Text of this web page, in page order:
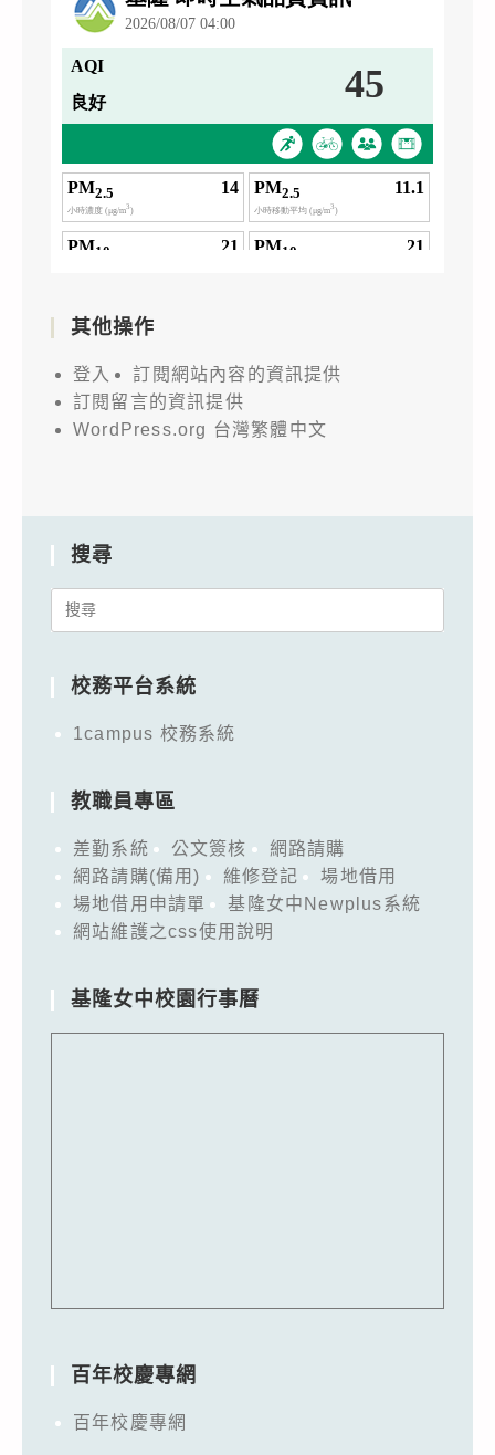
其他操作
登入
訂閱網站內容的資訊提供
訂閱留言的資訊提供
WordPress.org 台灣繁體中文
搜尋
Search
校務平台系統
1campus 校務系統
教職員專區
差勤系統 公文簽核
網路請購
網路請購(備用)
維修登記
場地借用
場地借用申請單
基隆女中Newplus系統
網站維護之css使用說明
基隆女中校園行事曆
百年校慶專網
百年校慶專網